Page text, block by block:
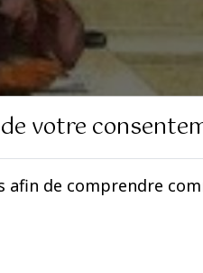
votre
afin de comprendre